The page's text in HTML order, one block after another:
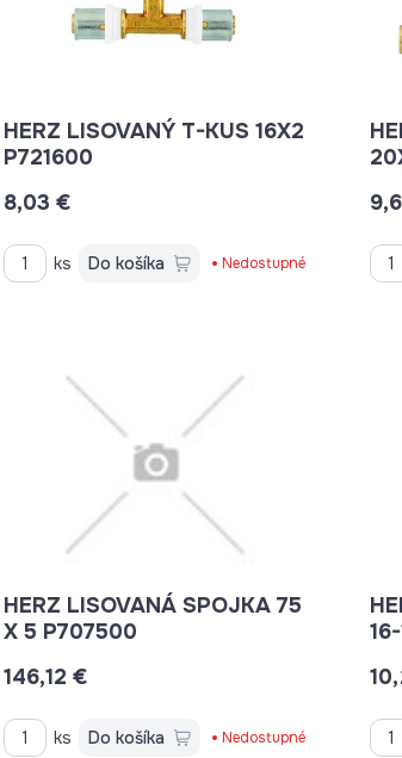
HERZ LISOVANÝ T-KUS 16X2
P721600
8,03 €
ks Do košíka Nedostupné
HERZ LISOVANÁ SPOJKA 75
X 5 P707500
146,12 €
ks Do košíka Nedostupné